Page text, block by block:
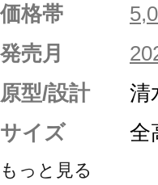
価格帯
発売月
原型/設計
清
サイズ
全
もっと見る